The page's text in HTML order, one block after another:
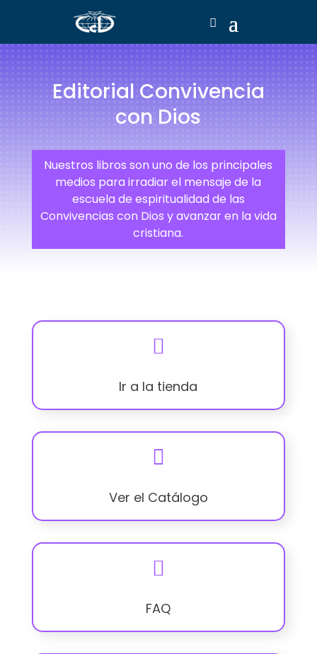
Editorial Convivencia
con Dios
Nuestros libros son uno de los principales
medios para irradiar el mensaje de la
escuela de espiritualidad de las
Convivencias con Dios y avanzar en la vida
cristiana.

Ir a la tienda

Ver el Catálogo

FAQ